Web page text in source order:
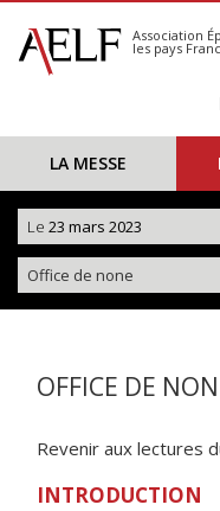
S'abonner
Calendrier
Association
les pays
LA MESSE
Le 23 mars 2023
Office de none
OFFICE DE
Revenir aux lectures
INTRODUCTION